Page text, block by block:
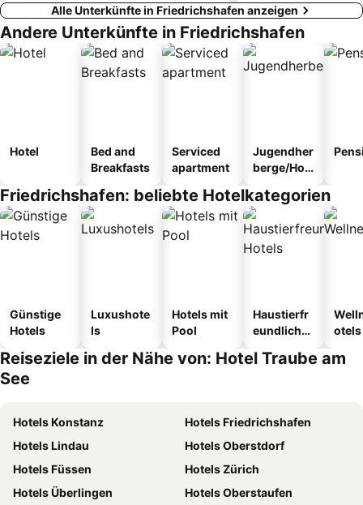
Alle Unterkünfte in Friedrichshafen anzeigen
Andere Unterkünfte in Friedrichshafen
Hotel
Bed and
Breakfasts
Serviced
apartment
Jugendher
berge/Hos
Friedrichshafen: beliebte Hotelkategorien
Günstige
Hotels
Luxushote
ls
Hotels mit
Pool
Haustierfr
eundliche
otels
Reiseziele in der Nähe von: Hotel Traube am
See
Hotels Konstanz
Hotels Friedrichshafen
Hotels Lindau
Hotels Oberstdorf
Hotels Füssen
Hotels Zürich
Hotels Überlingen
Hotels Oberstaufen